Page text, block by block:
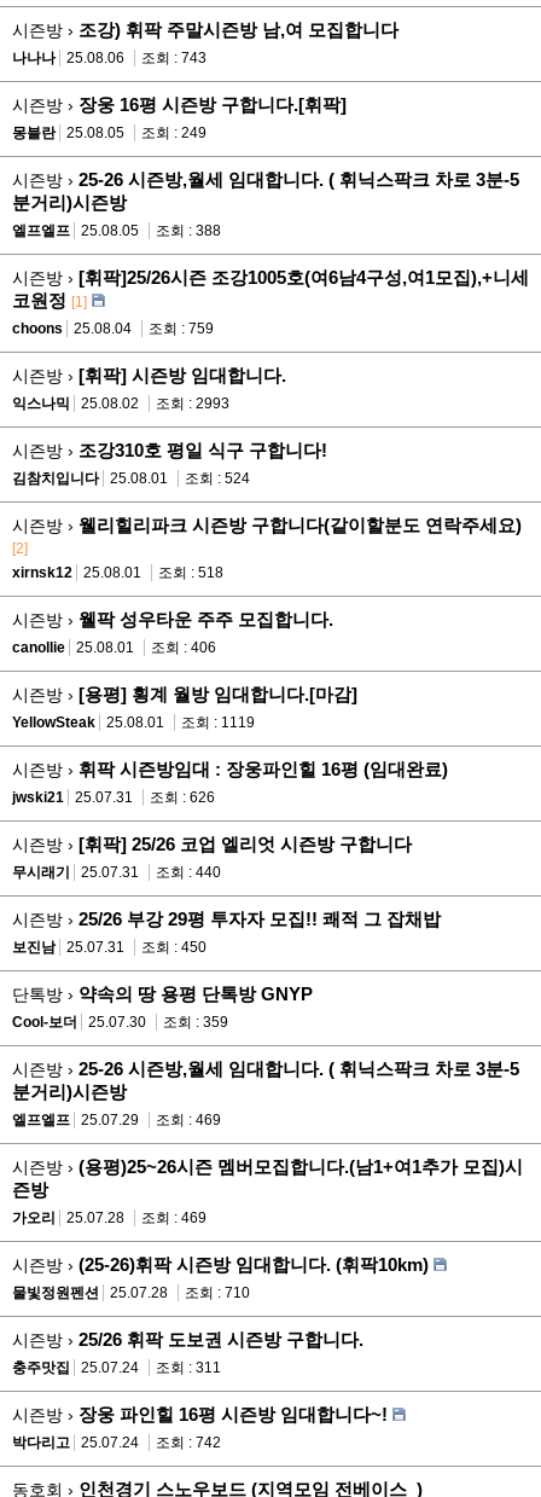
시즌방 › 조강) 휘팍 주말시즌방 남,여 모집합니다
나나나 25.08.06 조회 : 743
시즌방 › 장웅 16평 시즌방 구합니다.[휘팍]
몽블란 25.08.05 조회 : 249
시즌방 › 25-26 시즌방,월세 임대합니다. ( 휘닉스팍크 차로 3분-5
분거리)시즌방
엘프엘프 25.08.05 조회 : 388
시즌방 › [휘팍]25/26시즌 조강1005호(여6남4구성,여1모집),+니세
코원정 [1]
choons
25.08.04 조회 : 759
시즌방 › [휘팍] 시즌방 임대합니다.
익스나믹 25.08.02 조회 : 2993
시즌방 › 조강310호 평일 식구 구합니다!
김참치입니다 25.08.01 조회 : 524
시즌방 › 웰리힐리파크 시즌방 구합니다(같이할분도 연락주세요)
[2]
xirnsk12
25.08.01 조회 : 518
시즌방 › 웰팍 성우타운 주주 모집합니다.
canollie 25.08.01 조회 : 406
시즌방 › [용평] 횡계 월방 임대합니다.[마감]
YellowSteak 25.08.01 조회 : 1119
시즌방 › 휘팍 시즌방임대 : 장웅파인힐 16평 (임대완료)
jwski21 25.07.31 조회 : 626
시즌방 › [휘팍] 25/26 코업 엘리엇 시즌방 구합니다
무시래기 25.07.31 조회 : 440
시즌방 › 25/26 부강 29평 투자자 모집!! 쾌적 그 잡채밥
보진남 25.07.31 조회 : 450
단톡방 › 약속의 땅 용평 단톡방 GNYP
Cool-보더 25.07.30 조회 : 359
시즌방 › 25-26 시즌방,월세 임대합니다. ( 휘닉스팍크 차로 3분-5
분거리)시즌방
엘프엘프 25.07.29 조회 : 469
시즌방 › (용평)25~26시즌 멤버모집합니다.(남1+여1추가 모집)시
즌방
가오리 25.07.28 조회 : 469
시즌방 › (25-26)휘팍 시즌방 임대합니다. (휘팍10km)
물빛정원펜션 25.07.28 조회 : 710
시즌방 › 25/26 휘팍 도보권 시즌방 구합니다.
충주맛집 25.07.24 조회 : 311
시즌방 › 장웅 파인힐 16평 시즌방 임대합니다~!
박다리고 25.07.24 조회 : 742
동호회 › 인천경기 스노우보드 (지역모임 전베이스_)